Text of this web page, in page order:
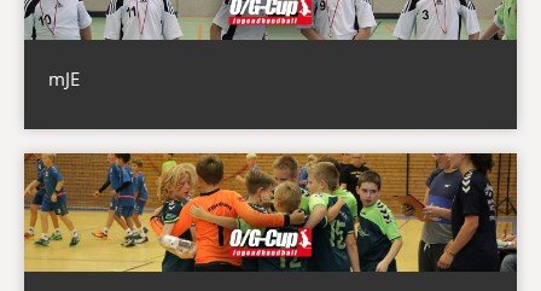
mJE